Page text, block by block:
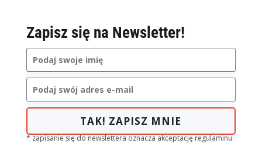
Zapisz się na Newsletter!
TAK! ZAPISZ MNIE
* zapisanie się do newslettera oznacza akceptację regulaminu